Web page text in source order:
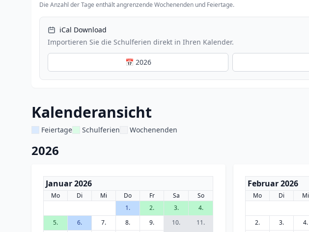
Die Anzahl der Tage enthält angrenzende Wochenenden und Feiertage.
iCal Download
Importieren Sie die Schulferien direkt in Ihren Kalender.
📅 2026
Kalenderansicht
Feiertage Schulferien Wochenenden
2026
Januar 2026
Mo Di Mi Do Fr Sa
So
1.
2. 3.
4.
5.
6. 7. 8. 9. 10.
11.
Februar 2026
Mo Di Mi
2.
3. 4.